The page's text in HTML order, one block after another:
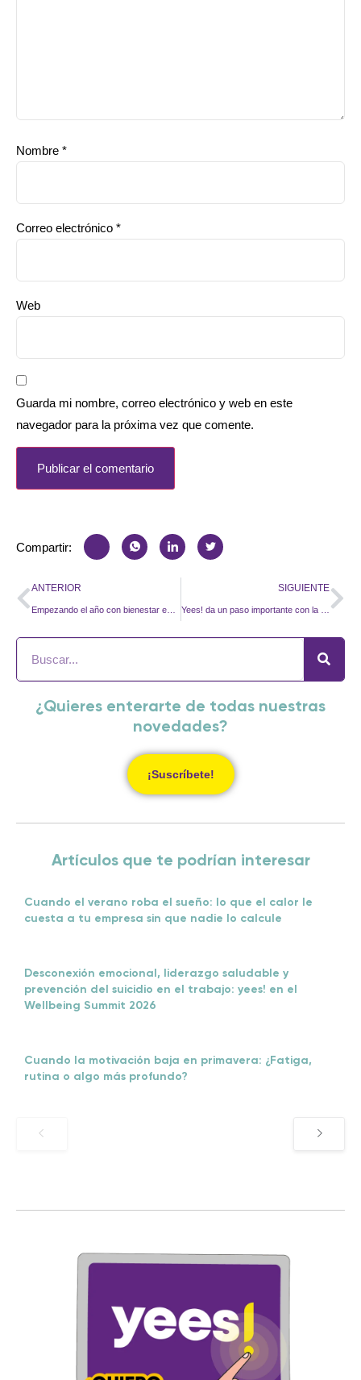
Nombre *
Correo electrónico *
Web
Guarda mi nombre, correo electrónico y web en este
navegador para la próxima vez que comente.
Compartir:
ANTERIOR SIGUIENTE
¿Quieres enterarte de todas nuestras
novedades?
¡Suscríbete!
Artículos que te podrían interesar
Cuando el verano roba el sueño: lo que el calor le
cuesta a tu empresa sin que nadie lo calcule
Desconexión emocional, liderazgo saludable y
prevención del suicidio en el trabajo: yees! en el
Wellbeing Summit 2026
Cuando la motivación baja en primavera: ¿Fatiga,
rutina o algo más profundo?